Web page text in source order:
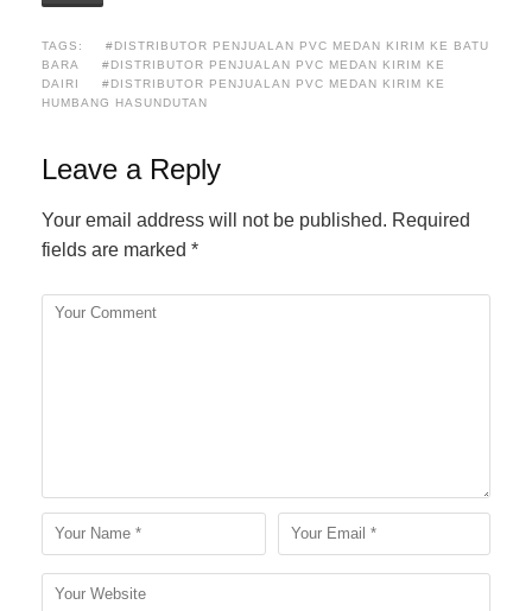
TAGS:
#DISTRIBUTOR PENJUALAN PVC MEDAN KIRIM KE BATU
BARA
#DISTRIBUTOR PENJUALAN PVC MEDAN KIRIM KE
DAIRI
#DISTRIBUTOR PENJUALAN PVC MEDAN KIRIM KE
HUMBANG HASUNDUTAN
Leave a Reply
Your email address will not be published. Required
fields are marked *